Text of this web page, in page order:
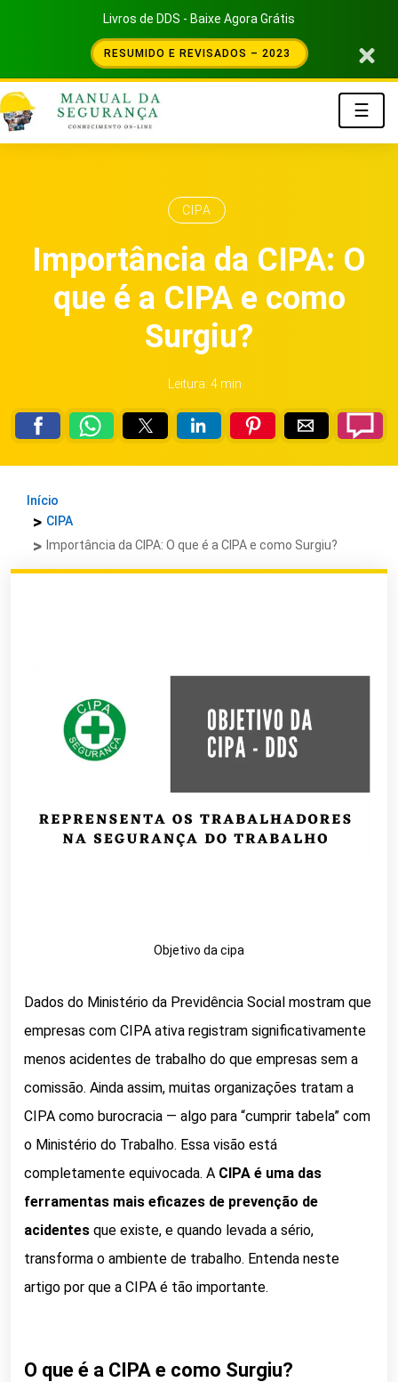
Livros de DDS - Baixe Agora Grátis
RESUMIDO E REVISADOS – 2023
☰
CIPA
Importância da CIPA: O
que é a CIPA e como
Surgiu?
Leitura: 4 min
Início
CIPA
Importância da CIPA: O que é a CIPA e como Surgiu?
Objetivo da cipa
Dados do Ministério da Previdência Social mostram que
empresas com CIPA ativa registram significativamente
menos acidentes de trabalho do que empresas sem a
comissão. Ainda assim, muitas organizações tratam a
CIPA como burocracia — algo para “cumprir tabela” com
o Ministério do Trabalho. Essa visão está
completamente equivocada. A CIPA é uma das
ferramentas mais eficazes de prevenção de
acidentes que existe, e quando levada a sério,
transforma o ambiente de trabalho. Entenda neste
artigo por que a CIPA é tão importante.
O que é a CIPA e como Surgiu?